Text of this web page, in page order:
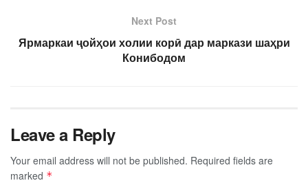
Next Post
Ярмаркаи ҷойҳои холии корӣ дар маркази шаҳри
Конибодом
Leave a Reply
Your email address will not be published. Required fields are
marked *